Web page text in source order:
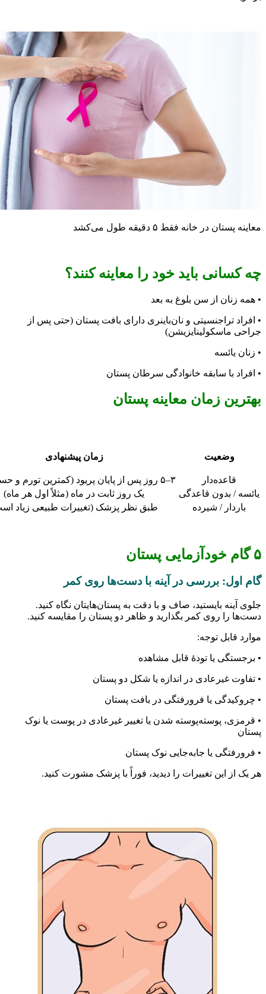
در خانه فقط ۵ دقیقه طول می‌کشد
باید خود را معاینه کنند؟
از سن بلوغ به بعد
تراجنسیتی و نان‌باینری دارای بافت پستان (حتی پس از
با سابقه خانوادگی سرطان پستان
زمان معاینه پستان
وضعیت زمان پیشنهادی
قاعده‌دار
۳–۵ روز پس از پایان پریود (کمترین تورم و حساسیت)
بدون قاعدگی
یک روز ثابت در ماه (مثلاً اول هر ماه)
/ شیرده
طبق نظر پزشک (تغییرات طبیعی زیاد است)
بررسی در آینه با دست‌ها روی کمر
بایستید، صاف و با دقت به پستان‌هایتان نگاه کنید.
روی کمر بگذارید و ظاهر دو پستان را مقایسه کنید.
توجه:
یا تودهٔ قابل مشاهده
غیرعادی در اندازه یا شکل دو پستان
یا فرورفتگی در بافت پستان
پوسته‌پوسته شدن یا تغییر غیرعادی در پوست یا نوک
یا جابه‌جایی نوک پستان
این تغییرات را دیدید، فوراً با پزشک مشورت کنید.